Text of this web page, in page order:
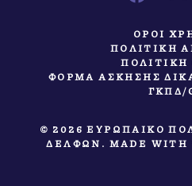
ΟΡΟΙ
ΠΟΛΙΤΙΚΗ
ΠΟΛΙΤΙΚΗ
ΦΟΡΜΑ ΑΣΚΗΣΗΣ
ΓΚΠΔ/
© 2026 ΕΥΡΩΠΑΙΚΟ
ΔΕΛΦΩΝ. MADE WITH